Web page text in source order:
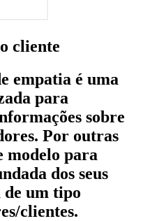
cliente
empatia é uma
para
sobre
Por outras
modelo para
dos seus
um tipo
clientes.